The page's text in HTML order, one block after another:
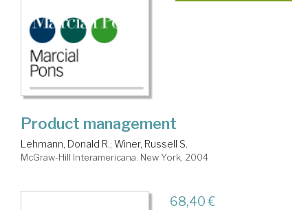
Product management
Lehmann, Donald R.; Winer, Russell S.
McGraw-Hill Interamericana. New York, 2004
68,40 €